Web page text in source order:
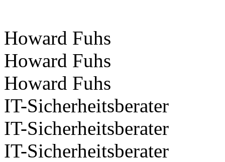
Howard Fuhs
Howard Fuhs
Howard Fuhs
IT-Sicherheitsberater
IT-Sicherheitsberater
IT-Sicherheitsberater